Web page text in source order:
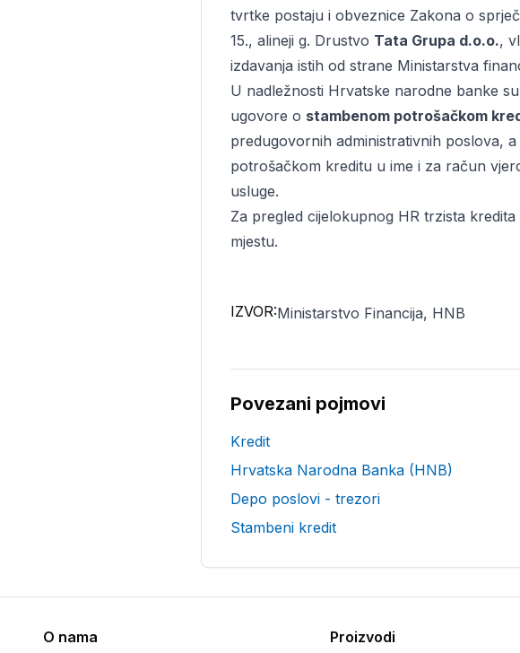
tvrtke postaju i obveznice Zakona o
15., alineji g. Drustvo Tata Grupa d.o.o.,
izdavanja istih od strane Ministarstva
U nadležnosti Hrvatske narodne banke
ugovore o stambenom potrošačkom
predugovornih administrativnih poslova,
potrošačkom kreditu u ime i za račun
usluge.
Za pregled cijelokupnog HR trzista
mjestu.
IZVOR:Ministarstvo Financija, HNB
Povezani pojmovi
Kredit
Hrvatska Narodna Banka (HNB)
Depo poslovi - trezori
Stambeni kredit
O nama Proizvodi